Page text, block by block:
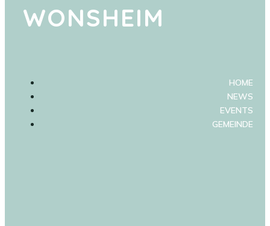
WONSHEIM
HOME
NEWS
EVENTS
GEMEINDE